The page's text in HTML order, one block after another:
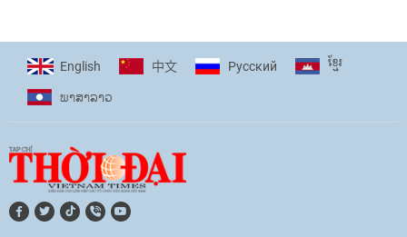
11:10|17/06/2026
English 中文 Pусский ខ្មែរ
ພາ​ສາ​ລາວ